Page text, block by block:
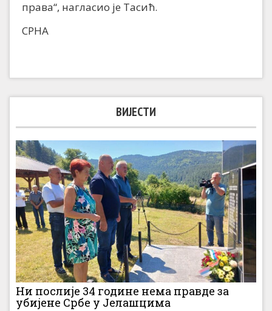
права“, нагласио је Тасић.
СРНА
ВИЈЕСТИ
Ни послије 34 године нема правде за
убијене Србе у Јелашцима